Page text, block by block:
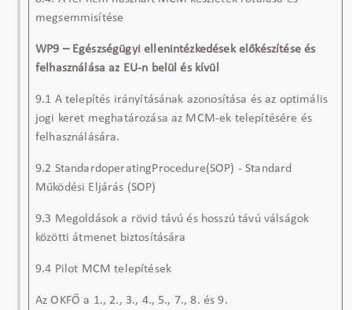
megsemmisítése
WP9 – Egészségügyi ellenintézkedések előkészítése és
felhasználása az EU-n belül és kívül
9.1 A telepítés irányításának azonosítása és az optimális
jogi keret meghatározása az MCM-ek telepítésére és
felhasználására.
9.2 StandardoperatingProcedure(SOP) - Standard
Működési Eljárás (SOP)
9.3 Megoldások a rövid távú és hosszú távú válságok
közötti átmenet biztosítására
9.4 Pilot MCM telepítések
Az OKFŐ a 1., 2., 3., 4., 5., 7., 8. és 9.